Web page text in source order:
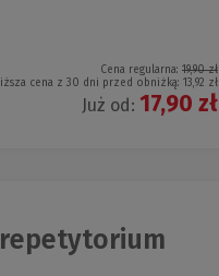
Cena regularna: 19,90 zł
cena z 30 dni przed obniżką: 13,92 zł
Już od: 17,90 zł